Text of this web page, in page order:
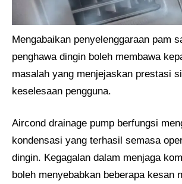
Mengabaikan penyelenggaraan pam
penghawa dingin boleh membawa
masalah yang menjejaskan prestasi
keselesaan pengguna.
Aircond drainage pump berfungsi
kondensasi yang terhasil semasa
dingin. Kegagalan dalam menjaga
boleh menyebabkan beberapa kesan